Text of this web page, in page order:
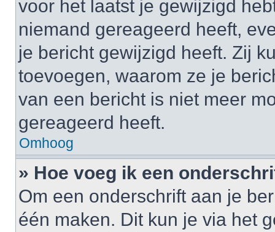
voor het laatst je gewijzigd
niemand gereageerd heeft,
je bericht gewijzigd heeft. Zij
toevoegen, waarom ze je
van een bericht is niet meer
gereageerd heeft.
Omhoog
» Hoe voeg ik een
Om een onderschrift aan je
één maken. Dit kun je via het